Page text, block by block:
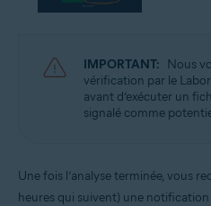
IMPORTANT: Nous
vérification par le
avant d’exécuter un
signalé comme
Une fois l’analyse terminée, vous
heures qui suivent) une